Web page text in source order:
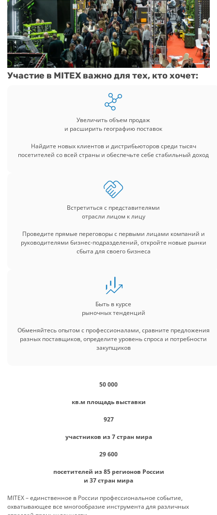
Участие в MITEX важно для тех, кто хочет:
Увеличить объем продаж
и расширить географию поставок
Найдите новых клиентов и дистрибьюторов среди тысяч
посетителей со всей страны и обеспечьте себе стабильный доход
Встретиться с представителями
отрасли лицом к лицу
Проведите прямые переговоры с первыми лицами компаний и
руководителями бизнес-подразделений, откройте новые рынки
сбыта для своего бизнеса
Быть в курсе
рыночных тенденций
Обменяйтесь опытом с профессионалами, сравните предложения
разных поставщиков, определите уровень спроса и потребности
закупщиков
50 000
кв.м площадь выставки
927
участников из 7 стран мира
29 600
посетителей из 85 регионов России
и 37 стран мира
MITEX – единственное в России профессиональное событие,
охватывающее все многообразие инструмента для различных